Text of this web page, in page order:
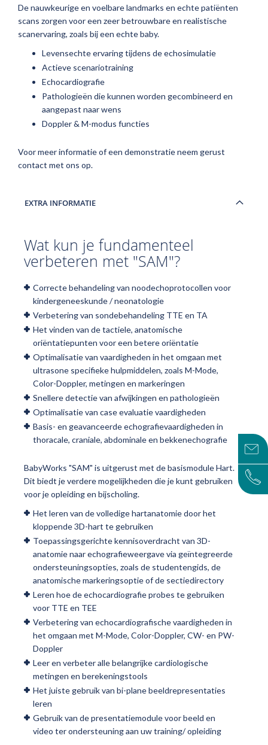
De nauwkeurige en voelbare landmarks en echte patiënten
scans zorgen voor een zeer betrouwbare en realistische
scanervaring, zoals bij een echte baby.
Levensechte ervaring tijdens de echosimulatie
Actieve scenariotraining
Echocardiografie
Pathologieën die kunnen worden gecombineerd en
aangepast naar wens
Doppler & M-modus functies
Voor meer informatie of een demonstratie neem gerust
contact met ons op.
EXTRA INFORMATIE
Wat kun je fundamenteel
verbeteren met "SAM"?
Correcte behandeling van noodechoprotocollen voor
kindergeneeskunde / neonatologie
Verbetering van sondebehandeling TTE en TA
Het vinden van de tactiele, anatomische
oriëntatiepunten voor een betere oriëntatie
Optimalisatie van vaardigheden in het omgaan met
ultrasone specifieke hulpmiddelen, zoals M-Mode,
Color-Doppler, metingen en markeringen
Snellere detectie van afwijkingen en pathologieën
Optimalisatie van case evaluatie vaardigheden
Basis- en geavanceerde echografievaardigheden in
thoracale, craniale, abdominale en bekkenechografie
BabyWorks "SAM" is uitgerust met de basismodule Hart.
Dit biedt je verdere mogelijkheden die je kunt gebruiken
voor je opleiding en bijscholing.
Het leren van de volledige hartanatomie door het
kloppende 3D-hart te gebruiken
Toepassingsgerichte kennisoverdracht van 3D-
anatomie naar echografieweergave via geïntegreerde
ondersteuningsopties, zoals de studentengids, de
anatomische markeringsoptie of de sectiedirectory
Leren hoe de echocardiografie probes te gebruiken
voor TTE en TEE
Verbetering van echocardiografische vaardigheden in
het omgaan met M-Mode, Color-Doppler, CW- en PW-
Doppler
Leer en verbeter alle belangrijke cardiologische
metingen en berekeningstools
Het juiste gebruik van bi-plane beeldrepresentaties
leren
Gebruik van de presentatiemodule voor beeld en
video ter ondersteuning aan uw training/ opleiding